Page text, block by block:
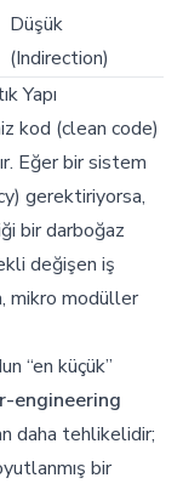
Düşük
(Indirection)
Yapı
kod (clean code)
Eğer bir sistem
gerektiriyorsa,
bir darboğaz
değişen iş
mikro modüller
“en küçük”
engineering
daha tehlikelidir;
bir